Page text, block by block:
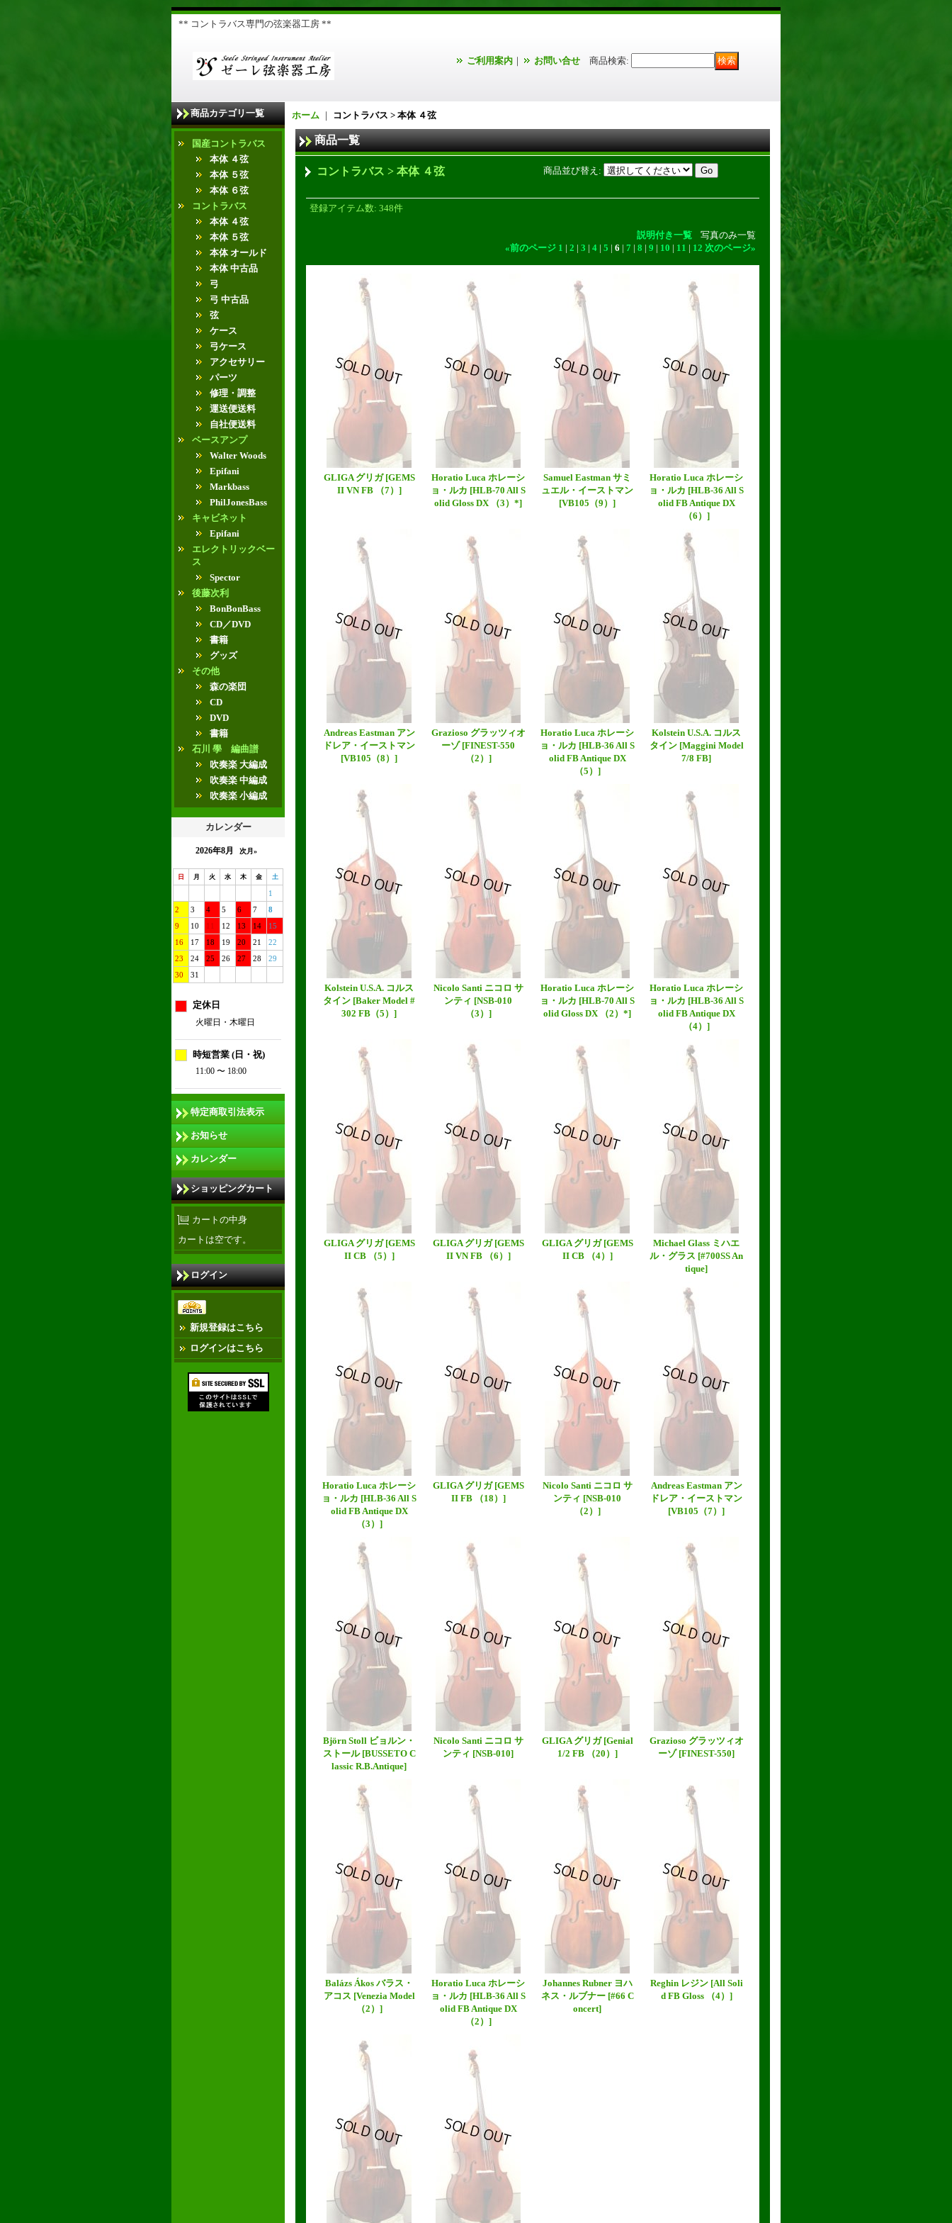
** コントラバス専門の弦楽器工房 **
ご利用案内 ｜ お問い合せ 商品検索:
商品カテゴリ一覧
国産コントラバス
本体 ４弦
本体 ５弦
本体 ６弦
コントラバス
本体 ４弦
本体 ５弦
本体 オールド
本体 中古品
弓
弓 中古品
弦
ケース
弓ケース
アクセサリー
パーツ
修理・調整
運送便送料
自社便送料
ベースアンプ
Walter Woods
Epifani
Markbass
PhilJonesBass
キャビネット
Epifani
エレクトリックベー
ス
Spector
後藤次利
BonBonBass
CD／DVD
書籍
グッズ
その他
森の楽団
CD
DVD
書籍
石川 學 編曲譜
吹奏楽 大編成
吹奏楽 中編成
吹奏楽 小編成
カレンダー
2026年8月 次月»
日 月 火 水 木 金 土
1
2
3 4 5 6 7
8
9
10 11 12 13 14
15
16
17 18 19 20 21
22
23
24 25 26 27 28
29
30
31
定休日
火曜日・木曜日
時短営業 (日・祝)
11:00 〜 18:00
特定商取引法表示
お知らせ
カレンダー
ショッピングカート
カートの中身
カートは空です。
ログイン
新規登録はこちら
ログインはこちら
ホーム ｜ コントラバス > 本体 ４弦
商品一覧
コントラバス > 本体 ４弦 商品並び替え :
登録アイテム数: 348件
説明付き一覧 写真のみ一覧
«前のページ 1 | 2 | 3 | 4 | 5 | 6 | 7 | 8 | 9 | 10 | 11 | 12 次のページ»
GLIGA グリガ [GEMS
II VN FB （7）]
Horatio Luca ホレーシ
ョ・ルカ [HLB-70 All S
olid Gloss DX （3）*]
Samuel Eastman サミ
ュエル・イーストマン
[VB105（9）]
Horatio Luca ホレーシ
ョ・ルカ [HLB-36 All S
olid FB Antique DX
（6）]
Andreas Eastman アン
ドレア・イーストマン
[VB105（8）]
Grazioso グラッツィオ
ーゾ [FINEST-550
（2）]
Horatio Luca ホレーシ
ョ・ルカ [HLB-36 All S
olid FB Antique DX
（5）]
Kolstein U.S.A. コルス
タイン [Maggini Model
7/8 FB]
Kolstein U.S.A. コルス
タイン [Baker Model #
302 FB（5）]
Nicolo Santi ニコロ サ
ンティ [NSB-010
（3）]
Horatio Luca ホレーシ
ョ・ルカ [HLB-70 All S
olid Gloss DX （2）*]
Horatio Luca ホレーシ
ョ・ルカ [HLB-36 All S
olid FB Antique DX
（4）]
GLIGA グリガ [GEMS
II CB （5）]
GLIGA グリガ [GEMS
II VN FB （6）]
GLIGA グリガ [GEMS
II CB （4）]
Michael Glass ミハエ
ル・グラス [#700SS An
tique]
Horatio Luca ホレーシ
ョ・ルカ [HLB-36 All S
olid FB Antique DX
（3）]
GLIGA グリガ [GEMS
II FB （18）]
Nicolo Santi ニコロ サ
ンティ [NSB-010
（2）]
Andreas Eastman アン
ドレア・イーストマン
[VB105（7）]
Björn Stoll ビョルン・
ストール [BUSSETO C
lassic R.B.Antique]
Nicolo Santi ニコロ サ
ンティ [NSB-010]
GLIGA グリガ [Genial
1/2 FB （20）]
Grazioso グラッツィオ
ーゾ [FINEST-550]
Balázs Ákos バラス・
アコス [Venezia Model
（2）]
Horatio Luca ホレーシ
ョ・ルカ [HLB-36 All S
olid FB Antique DX
（2）]
Johannes Rubner ヨハ
ネス・ルブナー [#66 C
oncert]
Reghin レジン [All Soli
d FB Gloss （4）]